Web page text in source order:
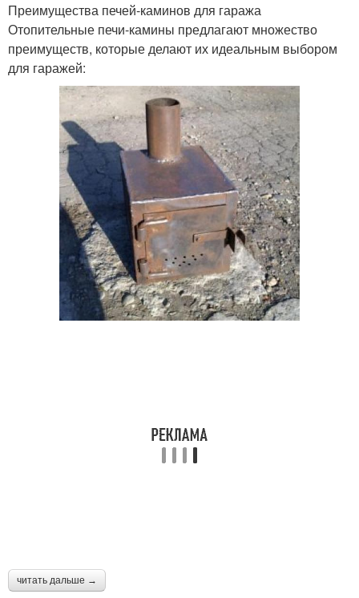
Преимущества печей-каминов для гаража
Отопительные печи-камины предлагают множество
преимуществ, которые делают их идеальным выбором
для гаражей:
читать дальше →